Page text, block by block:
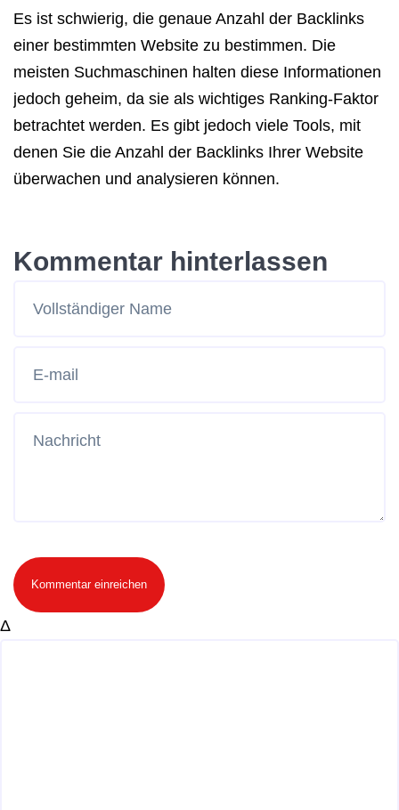
Es ist schwierig, die genaue Anzahl der Backlinks
einer bestimmten Website zu bestimmen. Die
meisten Suchmaschinen halten diese Informationen
jedoch geheim, da sie als wichtiges Ranking-Faktor
betrachtet werden. Es gibt jedoch viele Tools, mit
denen Sie die Anzahl der Backlinks Ihrer Website
überwachen und analysieren können.
Kommentar hinterlassen
Kommentar einreichen
Δ